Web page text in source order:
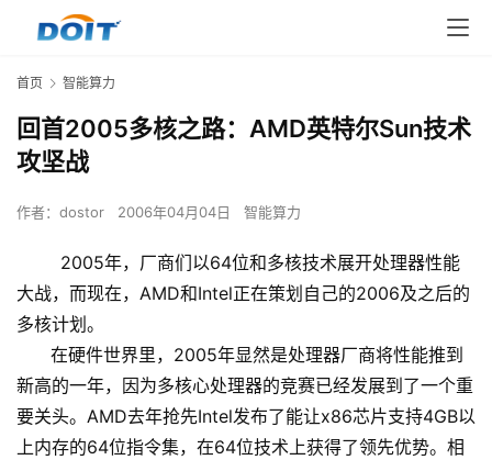
首页 智能算力
回首2005多核之路：AMD英特尔Sun技术
攻坚战
作者： dostor 2006年04月04日 智能算力
2005年，厂商们以64位和多核技术展开处理器性能
大战，而现在，AMD和Intel正在策划自己的2006及之后的
多核计划。
在硬件世界里，2005年显然是处理器厂商将性能推到
新高的一年，因为多核心处理器的竞赛已经发展到了一个重
要关头。AMD去年抢先Intel发布了能让x86芯片支持4GB以
上内存的64位指令集，在64位技术上获得了领先优势。相